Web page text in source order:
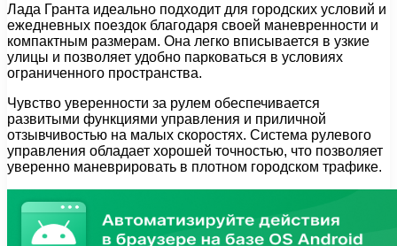
Лада Гранта идеально подходит для городских условий и
ежедневных поездок благодаря своей маневренности и
компактным размерам. Она легко вписывается в узкие
улицы и позволяет удобно парковаться в условиях
ограниченного пространства.
Чувство уверенности за рулем обеспечивается
развитыми функциями управления и приличной
отзывчивостью на малых скоростях. Система рулевого
управления обладает хорошей точностью, что позволяет
уверенно маневрировать в плотном городском трафике.